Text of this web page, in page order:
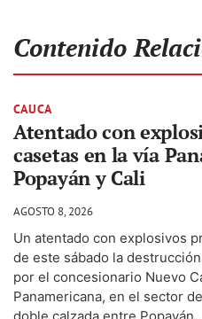
Contenido
CAUCA
Atentado con
casetas en la vía
Popayán y Cali
AGOSTO 8, 2026
Un atentado con explosivos
de este sábado la
por el concesionario Nuevo
Panamericana, en el sector